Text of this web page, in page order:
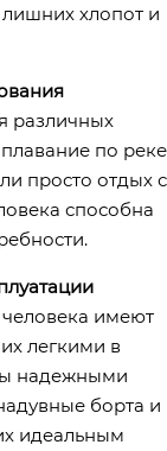
лишних хлопот и
различных
по реке
просто отдых с
способна
имеют
легкими в
надежными
борта и
идеальным